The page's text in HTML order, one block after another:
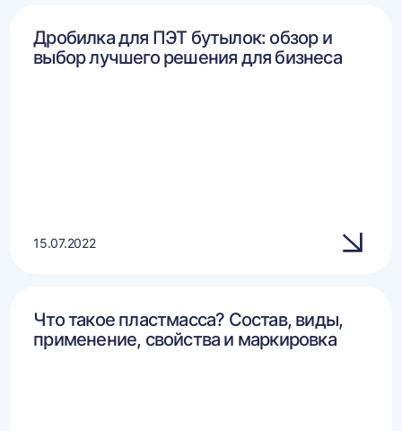
Дробилка для ПЭТ бутылок: обзор и
выбор лучшего решения для бизнеса
15.07.2022
Что такое пластмасса? Состав, виды,
применение, свойства и маркировка